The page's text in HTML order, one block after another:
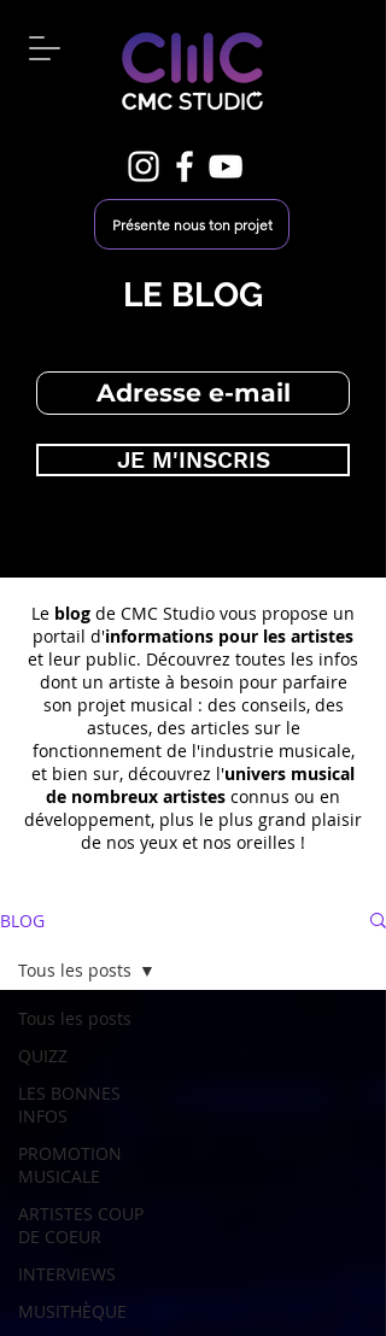
Présente nous ton projet
LE BLOG
JE M'INSCRIS
Le blog de CMC Studio vous propose un
portail d'informations pour les artistes
et leur public. Découvrez toutes les infos
dont un artiste à besoin pour parfaire
son projet musical : des conseils, des
astuces, des articles sur le
fonctionnement de l'industrie musicale,
et bien sur, découvrez l'univers musical
de nombreux artistes connus ou en
développement, plus le plus grand plaisir
de nos yeux et nos oreilles !
BLOG
Tous les posts
QUIZZ
LES BONNES
INFOS
PROMOTION
MUSICALE
ARTISTES COUP
DE COEUR
INTERVIEWS
MUSITHÈQUE
Tous les posts